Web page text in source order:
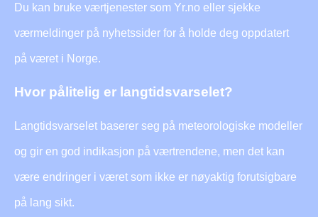
Du kan bruke værtjenester som Yr.no eller sjekke
værmeldinger på nyhetssider for å holde deg oppdatert
på været i Norge.
Hvor pålitelig er langtidsvarselet?
Langtidsvarselet baserer seg på meteorologiske modeller
og gir en god indikasjon på værtrendene, men det kan
være endringer i været som ikke er nøyaktig forutsigbare
på lang sikt.